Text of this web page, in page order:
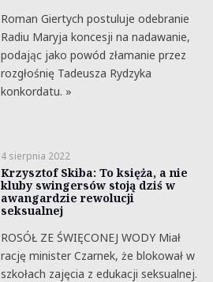
Roman Giertych postuluje odebranie
Radiu Maryja koncesji na nadawanie,
podając jako powód złamanie przez
rozgłośnię Tadeusza Rydzyka
konkordatu. »
4 sierpnia 2022
Krzysztof Skiba: To księża, a nie
kluby swingersów stoją dziś w
awangardzie rewolucji
seksualnej
ROSÓŁ ZE ŚWIĘCONEJ WODY Miał
rację minister Czarnek, że blokował w
szkołach zajęcia z edukacji seksualnej.